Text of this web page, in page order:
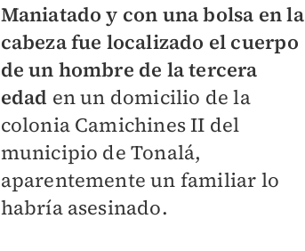
Maniatado y con una bolsa en la
cabeza fue localizado el cuerpo
de un hombre de la tercera
edad en un domicilio de la
colonia Camichines II del
municipio de Tonalá,
aparentemente un familiar lo
habría asesinado.